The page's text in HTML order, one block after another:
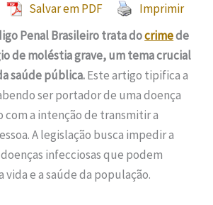
Salvar em PDF
Imprimir
Penal Brasileiro trata docrimede
de moléstia grave, um tema crucial
saúde pública.Este artigo tipifica a
ser portador de uma doença
com a intenção de transmitir a
A legislação busca impedir a
infecciosas que podem
vida e a saúde da população.